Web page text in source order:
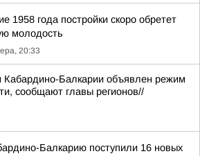
1958 года постройки скоро обретет
молодость
20:33
Кабардино-Балкарии объявлен режим
сообщают главы регионов//
Балкарию поступили 16 новых